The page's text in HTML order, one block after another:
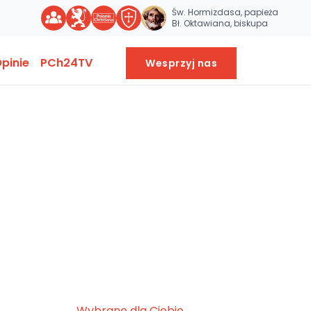
Św. Hormizdasa, papieża
Bł. Oktawiana, biskupa
PCh24TV Wesprzyj nas